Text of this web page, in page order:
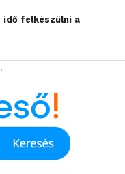
idő felkészülni a